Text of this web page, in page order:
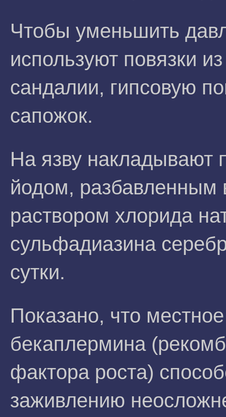
Чтобы уменьшить
используют повязки
сандалии, гипсовую
сапожок.
На язву накладывают
йодом, разбавленным
раствором хлорида
сульфадиазина
сутки.
Показано, что
бекаплермина
фактора роста)
заживлению